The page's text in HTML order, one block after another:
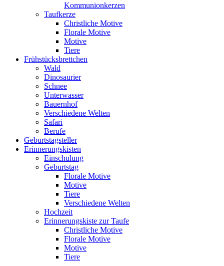
Kommunionkerzen
Taufkerze
Christliche Motive
Florale Motive
Motive
Tiere
Frühstücksbrettchen
Wald
Dinosaurier
Schnee
Unterwasser
Bauernhof
Verschiedene Welten
Safari
Berufe
Geburtstagsteller
Erinnerungskisten
Einschulung
Geburtstag
Florale Motive
Motive
Tiere
Verschiedene Welten
Hochzeit
Erinnerungskiste zur Taufe
Christliche Motive
Florale Motive
Motive
Tiere